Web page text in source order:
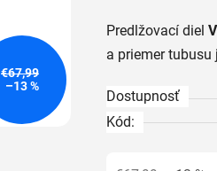
je
5,0
5
hviezdičiek.
Predlžovací diel
a priemer tubusu
Dostupnosť
Kód:
€67,99
–13 %